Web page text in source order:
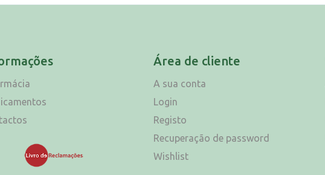
Área de cliente
A sua conta
Login
Registo
Recuperação de password
Wishlist